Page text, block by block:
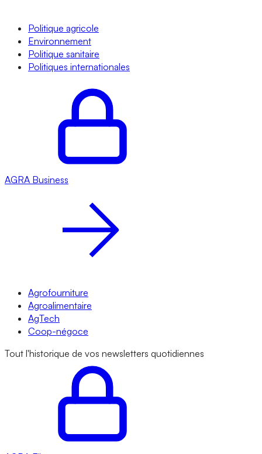
Politique agricole
Environnement
Politique sanitaire
Politiques internationales
AGRA Business
Agrofourniture
Agroalimentaire
AgTech
Coop-négoce
Tout l'historique de vos newsletters quotidiennes